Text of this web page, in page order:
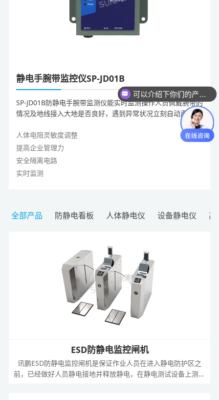
静电手腕带监控仪SP-JD01B
SP-JD01B防静电手腕带监测仪能实时监测操作人员佩戴腕带的
情况及地线接入大地是否良好，遇到异常状况立刻自动声光报
警，可同时通过RS485通讯接口将报警信息传达给企业管理系
统，便于在线监控、统计、处理，确保静电防护安全有效；监
控仪内部专门增加了安全电源隔离电路，避免因外部电源故障
对佩戴人员造成电击伤害。
人体电阻灵敏度调整
提高企业管理力
安全隔离电路
实时监测
全部产品 防静电看板 人体静电仪 设备静电仪 离
ESD防静电监控闸机
讯鹏ESD防静电监控闸机是保证作业人员在进入静电防护区之
前，已经做好人员静电接地并释放静电，在静电测试设备上测试